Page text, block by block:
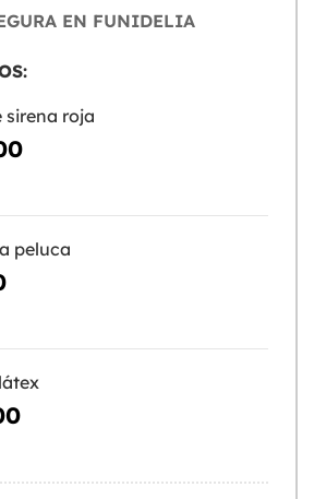
EN FUNIDELIA
sirena roja
peluca